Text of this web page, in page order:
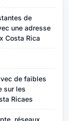
de
une adresse
Costa Rica
de faibles
sur les
Ricaes
réseaux